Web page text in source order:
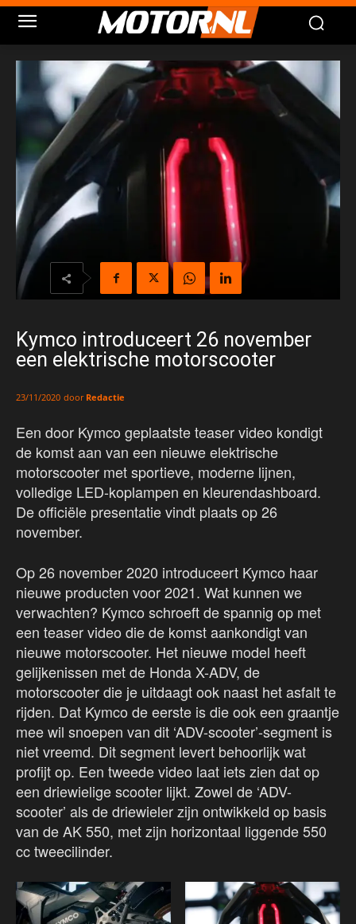
Kymco introduceert 26 november
een elektrische motorscooter
23/11/2020 door Redactie
Een door Kymco geplaatste teaser video kondigt
de komst aan van een nieuwe elektrische
motorscooter met sportieve, moderne lijnen,
volledige LED-koplampen en kleurendashboard.
De officiële presentatie vindt plaats op 26
november.
Op 26 november 2020 introduceert Kymco haar
nieuwe producten voor 2021. Wat kunnen we
verwachten? Kymco schroeft de spannig op met
een teaser video die de komst aankondigt van
nieuwe motorscooter. Het nieuwe model heeft
gelijkenissen met de Honda X-ADV, de
motorscooter die je uitdaagt ook naast het asfalt te
rijden. Dat Kymco de eerste is die ook een graantje
mee wil snoepen van dit ‘ADV-scooter’-segment is
niet vreemd. Dit segment levert behoorlijk wat
profijt op. Een tweede video laat iets zien dat op
een driewielige scooter lijkt. Zowel de ‘ADV-
scooter’ als de driewieler zijn ontwikkeld op basis
van de AK 550, met zijn horizontaal liggende 550
cc tweecilinder.